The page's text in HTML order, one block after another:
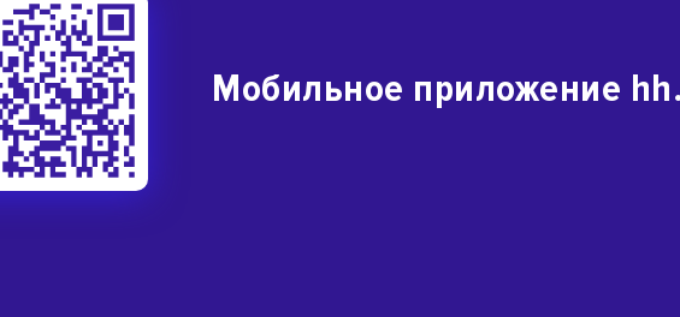
Мобильное приложение